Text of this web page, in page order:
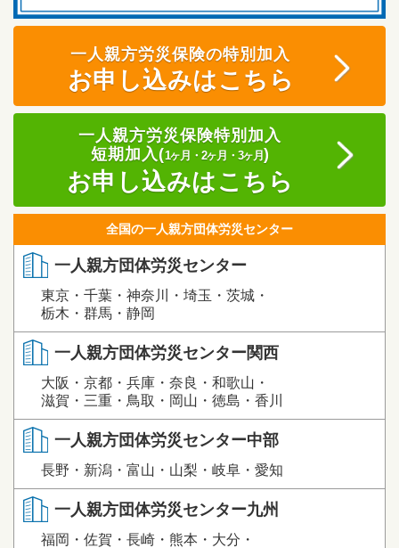
一人親方労災保険の特別加入
お申し込みはこちら
一人親方労災保険特別加入
短期加入(1ヶ月・2ヶ月・3ヶ月)
お申し込みはこちら
全国の一人親方団体労災センター
一人親方団体労災センター
東京・千葉・神奈川・埼玉・茨城・
栃木・群馬・静岡
一人親方団体労災センター関西
大阪・京都・兵庫・奈良・和歌山・
滋賀・三重・鳥取・岡山・徳島・香川
一人親方団体労災センター中部
長野・新潟・富山・山梨・岐阜・愛知
一人親方団体労災センター九州
福岡・佐賀・長崎・熊本・大分・